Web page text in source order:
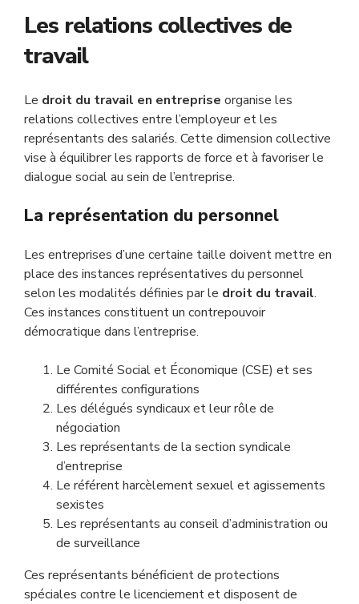
Les relations collectives de
travail
Le droit du travail en entreprise organise les
relations collectives entre l’employeur et les
représentants des salariés. Cette dimension collective
vise à équilibrer les rapports de force et à favoriser le
dialogue social au sein de l’entreprise.
La représentation du personnel
Les entreprises d’une certaine taille doivent mettre en
place des instances représentatives du personnel
selon les modalités définies par le droit du travail.
Ces instances constituent un contrepouvoir
démocratique dans l’entreprise.
Le Comité Social et Économique (CSE) et ses
différentes configurations
Les délégués syndicaux et leur rôle de
négociation
Les représentants de la section syndicale
d’entreprise
Le référent harcèlement sexuel et agissements
sexistes
Les représentants au conseil d’administration ou
de surveillance
Ces représentants bénéficient de protections
spéciales contre le licenciement et disposent de